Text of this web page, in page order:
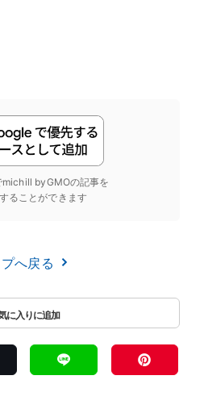
byGMOの記事を
ることができます
プへ戻る